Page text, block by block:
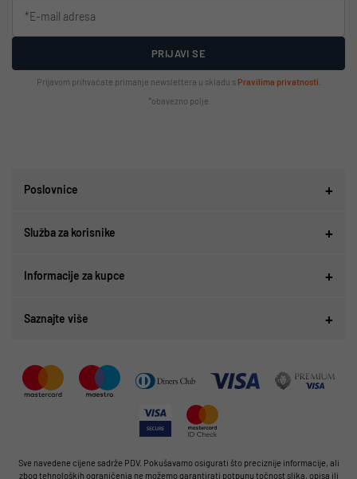
PRIJAVI SE
Prijavom prihvaćate primanje newslettera u skladu s Pravilima privatnosti
*obavezno polje
Poslovnice
Služba za korisnike
Informacije za kupce
Saznajte više
Sve navedene cijene sadrže PDV. Pokušavamo osigurati što preciznije informacije, ali
zbog tehnoloških ograničenja ne možemo garantirati potpunu točnost slika, opisa ili